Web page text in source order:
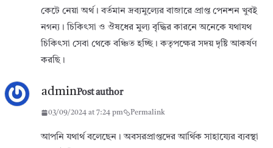
কেটে নেয়া অর্থ। বর্তমান দ্রব্যমুল্যের বাজারে প্রাপ্ত পেনশন খুবই
নগন্য। চিকিৎসা ও ঔষধের মুল্য বৃদ্ধির কারনে অনেকে যথাযথ
চিকিৎসা সেবা থেকে বঞ্চিত হচ্ছি। কতৃপক্ষের সদয় দৃষ্টি আকর্ষণ
করছি।
adminPost author
03/09/2024 at 7:24 pm Permalink
আপনি যথার্থ বলেছেন। অবসরপ্রাপ্তদের আর্থিক সাহায্যের ব্যবস্থা